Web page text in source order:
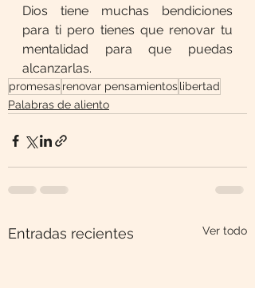
Dios tiene muchas bendiciones
para ti pero tienes que renovar tu
mentalidad para que puedas
alcanzarlas.
promesasrenovar pensamientoslibertad
Palabras de aliento
Entradas recientes Ver todo